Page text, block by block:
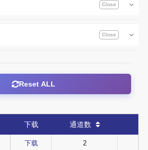
Reset ALL
下载 通道数
下载 2